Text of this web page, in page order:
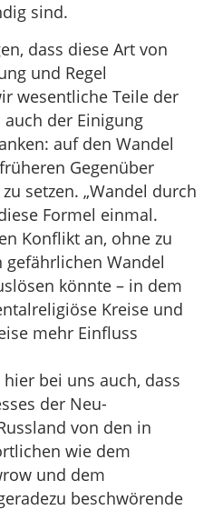
sind.
dass diese Art von
und Regel
wesentliche Teile der
der Einigung
auf den Wandel
Gegenüber
setzen. „Wandel durch
Formel einmal.
Konflikt an, ohne zu
gefährlichen Wandel
könnte – in dem
Kreise und
mehr Einfluss
bei uns auch, dass
der Neu-
von den in
wie dem
und dem
beschwörende